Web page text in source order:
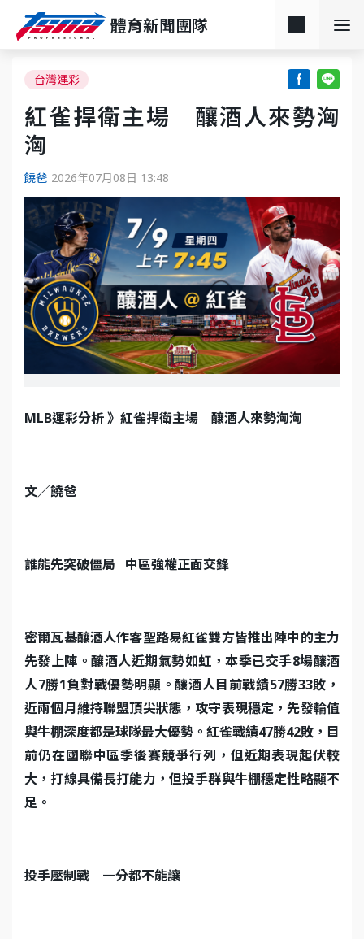
體育新聞團隊
台灣運彩
紅雀捍衛主場 釀酒人來勢洶
洶
饒爸 2026年07月08日 13:48
MLB運彩分析 》紅雀捍衛主場 釀酒人來勢洶洶
文／饒爸
誰能先突破僵局 中區強權正面交鋒
密爾瓦基釀酒人作客聖路易紅雀雙方皆推出陣中的主力
先發上陣。釀酒人近期氣勢如虹，本季已交手8場釀酒
人7勝1負對戰優勢明顯。釀酒人目前戰績57勝33敗，
近兩個月維持聯盟頂尖狀態，攻守表現穩定，先發輪值
與牛棚深度都是球隊最大優勢。紅雀戰績47勝42敗，目
前仍在國聯中區季後賽競爭行列，但近期表現起伏較
大，打線具備長打能力，但投手群與牛棚穩定性略顯不
足。
投手壓制戰 一分都不能讓